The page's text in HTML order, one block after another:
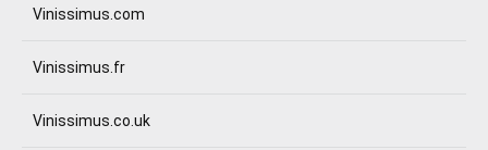
Vinissimus.com
Vinissimus.fr
Vinissimus.co.uk